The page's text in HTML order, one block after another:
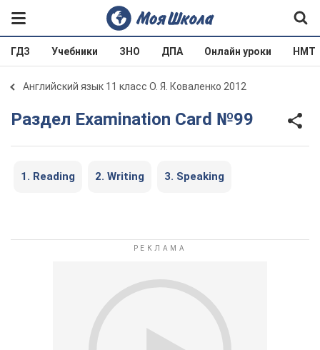
ГДЗ Учебники ЗНО ДПА Онлайн уроки НМТ
Английский язык 11 класс О. Я. Коваленко 2012
Раздел Examination Card №99
1. Reading 2. Writing 3. Speaking